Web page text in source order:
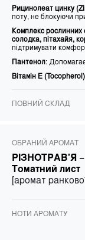
Рицинолеат цинку
поту, не блокуючи
Комплекс рослинних
солодка, пітахайя,
підтримувати
Пантенол:
Вітамін Е (Tocopherol)
ПОВНИЙ СКЛАД
ОБРАНИЙ АРОМАТ
РІЗНОТРАВ'Я −
Томатний лист
[аромат
НОТИ АРОМАТУ